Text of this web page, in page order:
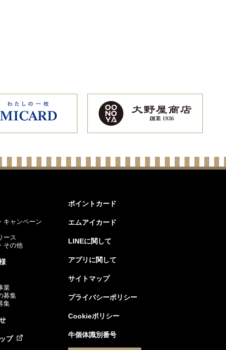
キャンペーン
ース
その他
業
募集
集
プ
ポイントカード
エムアイカード
LINEに関して
アプリに関して
サイトマップ
プライバシーポリシー
Cookieポリシー
牛個体識別番号